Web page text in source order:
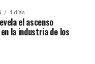
4 días
el ascenso
la industria de los